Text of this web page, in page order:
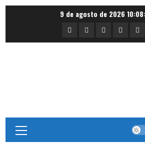
9 de agosto de 2026
PortadaNacionalInternacional
Primary
Menu